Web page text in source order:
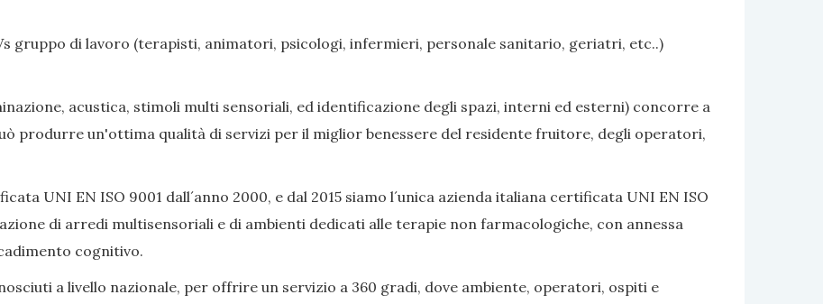
gruppo di lavoro (terapisti, animatori, psicologi, infermieri, personale sanitario, geriatri, etc..)
acustica, stimoli multi sensoriali, ed identificazione degli spazi, interni ed esterni) concorre a
produrre un'ottima qualità di servizi per il miglior benessere del residente fruitore, degli operatori,
UNI EN ISO 9001 dall´anno 2000, e dal 2015 siamo l´unica azienda italiana certificata UNI EN ISO
di arredi multisensoriali e di ambienti dedicati alle terapie non farmacologiche, con annessa
cognitivo.
a livello nazionale, per offrire un servizio a 360 gradi, dove ambiente, operatori, ospiti e